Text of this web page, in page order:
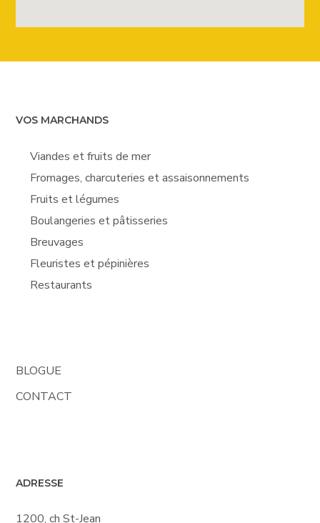
VOS MARCHANDS
Viandes et fruits de mer
Fromages, charcuteries et assaisonnements
Fruits et légumes
Boulangeries et pâtisseries
Breuvages
Fleuristes et pépinières
Restaurants
BLOGUE
CONTACT
ADRESSE
1200, ch St-Jean